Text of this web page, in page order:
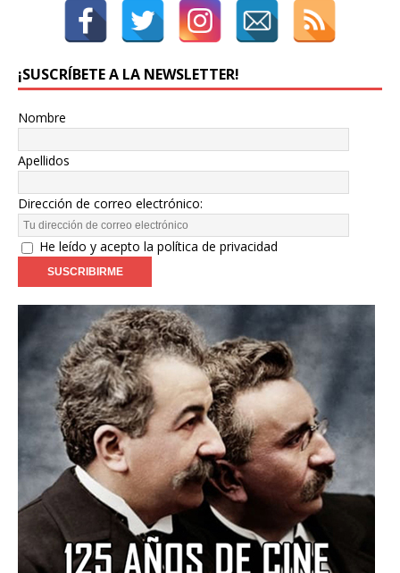
¡SUSCRÍBETE A LA NEWSLETTER!
Nombre
Apellidos
Dirección de correo electrónico:
He leído y acepto la política de privacidad